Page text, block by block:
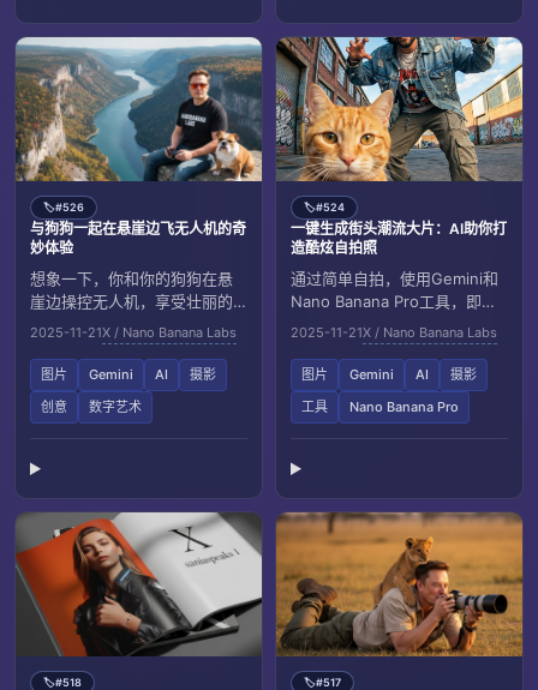
🏷️#526
与狗狗一起在悬崖边飞无人机的奇
妙体验
想象一下，你和你的狗狗在悬
崖边操控无人机，享受壮丽的
自然风光。通过Gemini应用程
序，你可以生成一幅超逼真的
无人机航拍图像，捕捉这一刻
的美好。只需简单几步，便可
创建属于你自己的精致风景画
2025-11-21X / Nano Banana Labs
图片 Gemini AI
摄影
创意
数字艺术
🏷️#524
一键生成街头潮流大片：AI助你打
造酷炫自拍照
通过简单自拍，使用Gemini和
Nano Banana Pro工具，即可
创造逼真的街头风格大片，包
括调皮猫咪和时尚男士，展现
个性潮流态度。
2025-11-21X / Nano Banana Labs
图片 Gemini AI
摄影
工具
Nano Banana Pro
🏷️#518 🏷️#517